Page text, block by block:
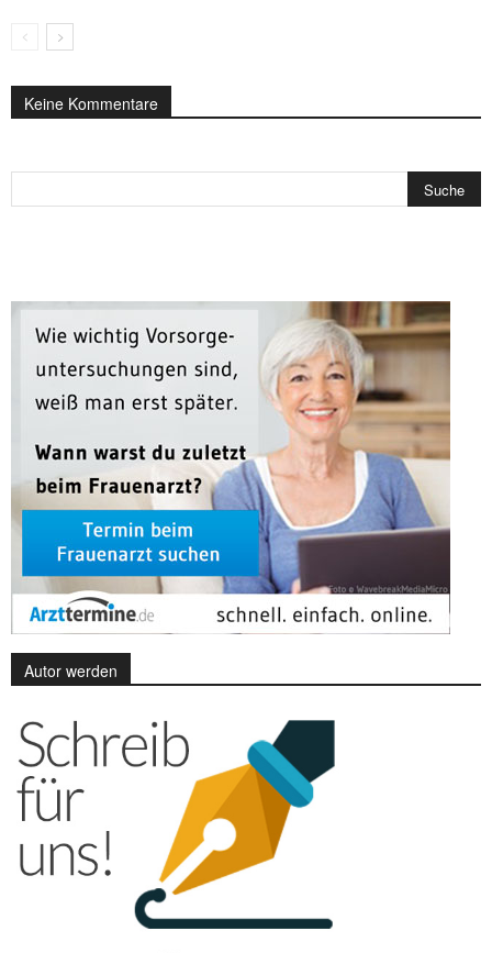
Keine Kommentare
Autor werden